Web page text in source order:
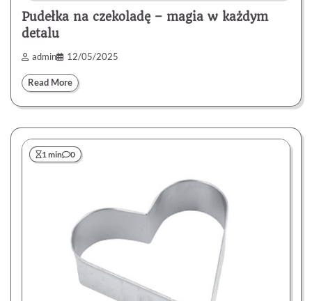
Pudełka na czekoladę – magia w każdym
detalu
admin 12/05/2025
Read More
1 min 0